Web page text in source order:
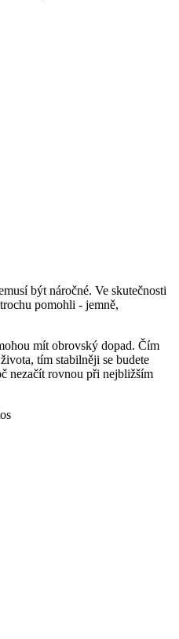
být náročné. Ve skutečnosti
pomohli - jemně,
mít obrovský dopad. Čím
tím stabilněji se budete
nezačít rovnou při nejbližším